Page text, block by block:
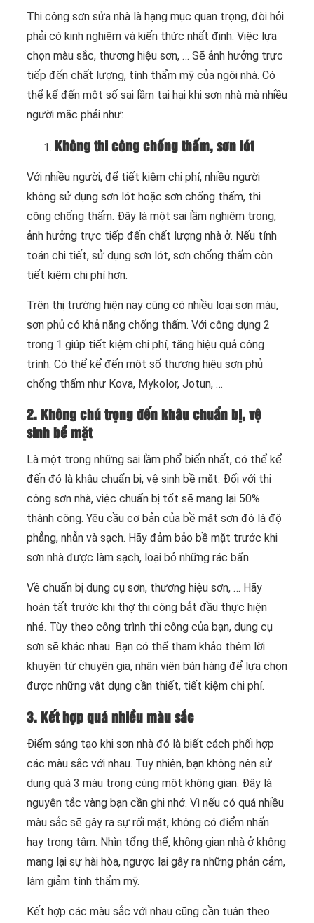
Thi công sơn sửa nhà là hạng mục quan trọng, đòi hỏi
phải có kinh nghiệm và kiến thức nhất định. Việc lựa
chọn màu sắc, thương hiệu sơn, … Sẽ ảnh hưởng trực
tiếp đến chất lượng, tính thẩm mỹ của ngôi nhà. Có
thể kể đến một số sai lầm tai hại khi sơn nhà mà nhiều
người mắc phải như:
Không thi công chống thấm, sơn lót
Với nhiều người, để tiết kiệm chi phí, nhiều người
không sử dụng sơn lót hoặc sơn chống thấm, thi
công chống thấm. Đây là một sai lầm nghiêm trọng,
ảnh hưởng trực tiếp đến chất lượng nhà ở. Nếu tính
toán chi tiết, sử dụng sơn lót, sơn chống thấm còn
tiết kiệm chi phí hơn.
Trên thị trường hiện nay cũng có nhiều loại sơn màu,
sơn phủ có khả năng chống thấm. Với công dụng 2
trong 1 giúp tiết kiệm chi phí, tăng hiệu quả công
trình. Có thể kể đến một số thương hiệu sơn phủ
chống thấm như Kova, Mykolor, Jotun, …
2. Không chú trọng đến khâu chuẩn bị, vệ
sinh bề mặt
Là một trong những sai lầm phổ biến nhất, có thể kể
đến đó là khâu chuẩn bị, vệ sinh bề mặt. Đối với thi
công sơn nhà, việc chuẩn bị tốt sẽ mang lại 50%
thành công. Yêu cầu cơ bản của bề mặt sơn đó là độ
phẳng, nhẵn và sạch. Hãy đảm bảo bề mặt trước khi
sơn nhà được làm sạch, loại bỏ những rác bẩn.
Về chuẩn bị dụng cụ sơn, thương hiệu sơn, … Hãy
hoàn tất trước khi thợ thi công bắt đầu thực hiện
nhé. Tùy theo công trình thi công của bạn, dụng cụ
sơn sẽ khác nhau. Bạn có thể tham khảo thêm lời
khuyên từ chuyên gia, nhân viên bán hàng để lựa chọn
được những vật dụng cần thiết, tiết kiệm chi phí.
3. Kết hợp quá nhiều màu sắc
Điểm sáng tạo khi sơn nhà đó là biết cách phối hợp
các màu sắc với nhau. Tuy nhiên, bạn không nên sử
dụng quá 3 màu trong cùng một không gian. Đây là
nguyên tắc vàng bạn cần ghi nhớ. Vì nếu có quá nhiều
màu sắc sẽ gây ra sự rối mặt, không có điểm nhấn
hay trọng tâm. Nhìn tổng thể, không gian nhà ở không
mang lại sự hài hòa, ngược lại gây ra những phản cảm,
làm giảm tính thẩm mỹ.
Kết hợp các màu sắc với nhau cũng cần tuân theo